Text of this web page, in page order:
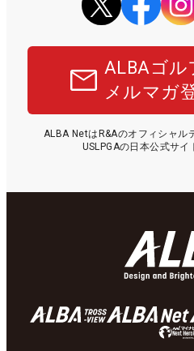
ALBAゴル
メルマガ
ALBA NetはR&Aのオフィシャル
USLPGAの日本公式サイ